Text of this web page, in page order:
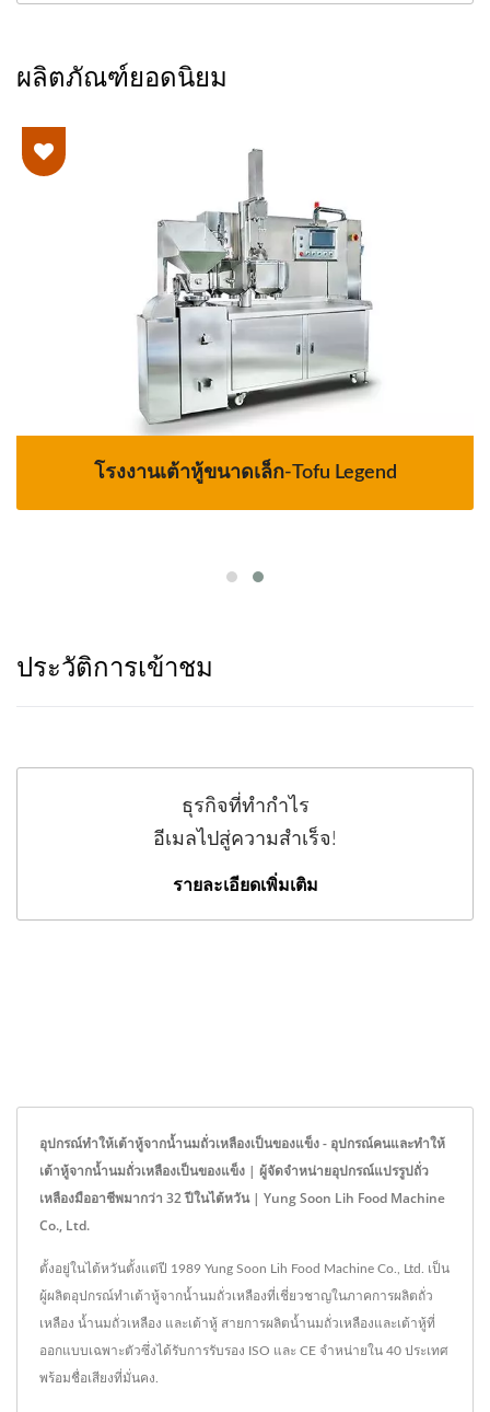
ผลิตภัณฑ์ยอดนิยม
โรงงานเต้าหู้ขนาดเล็ก-Tofu Legend
ประวัติการเข้าชม
ธุรกิจที่ทำกำไร
อีเมลไปสู่ความสำเร็จ!
รายละเอียดเพิ่มเติม
อุปกรณ์ทำให้เต้าหู้จากน้ำนมถั่วเหลืองเป็นของแข็ง - อุปกรณ์คนและทำให้
เต้าหู้จากน้ำนมถั่วเหลืองเป็นของแข็ง | ผู้จัดจำหน่ายอุปกรณ์แปรรูปถั่ว
เหลืองมืออาชีพมากว่า 32 ปีในไต้หวัน | Yung Soon Lih Food Machine
Co., Ltd.
ตั้งอยู่ในไต้หวันตั้งแต่ปี 1989 Yung Soon Lih Food Machine Co., Ltd. เป็น
ผู้ผลิตอุปกรณ์ทำเต้าหู้จากน้ำนมถั่วเหลืองที่เชี่ยวชาญในภาคการผลิตถั่ว
เหลือง น้ำนมถั่วเหลือง และเต้าหู้ สายการผลิตน้ำนมถั่วเหลืองและเต้าหู้ที่
ออกแบบเฉพาะตัวซึ่งได้รับการรับรอง ISO และ CE จำหน่ายใน 40 ประเทศ
พร้อมชื่อเสียงที่มั่นคง.